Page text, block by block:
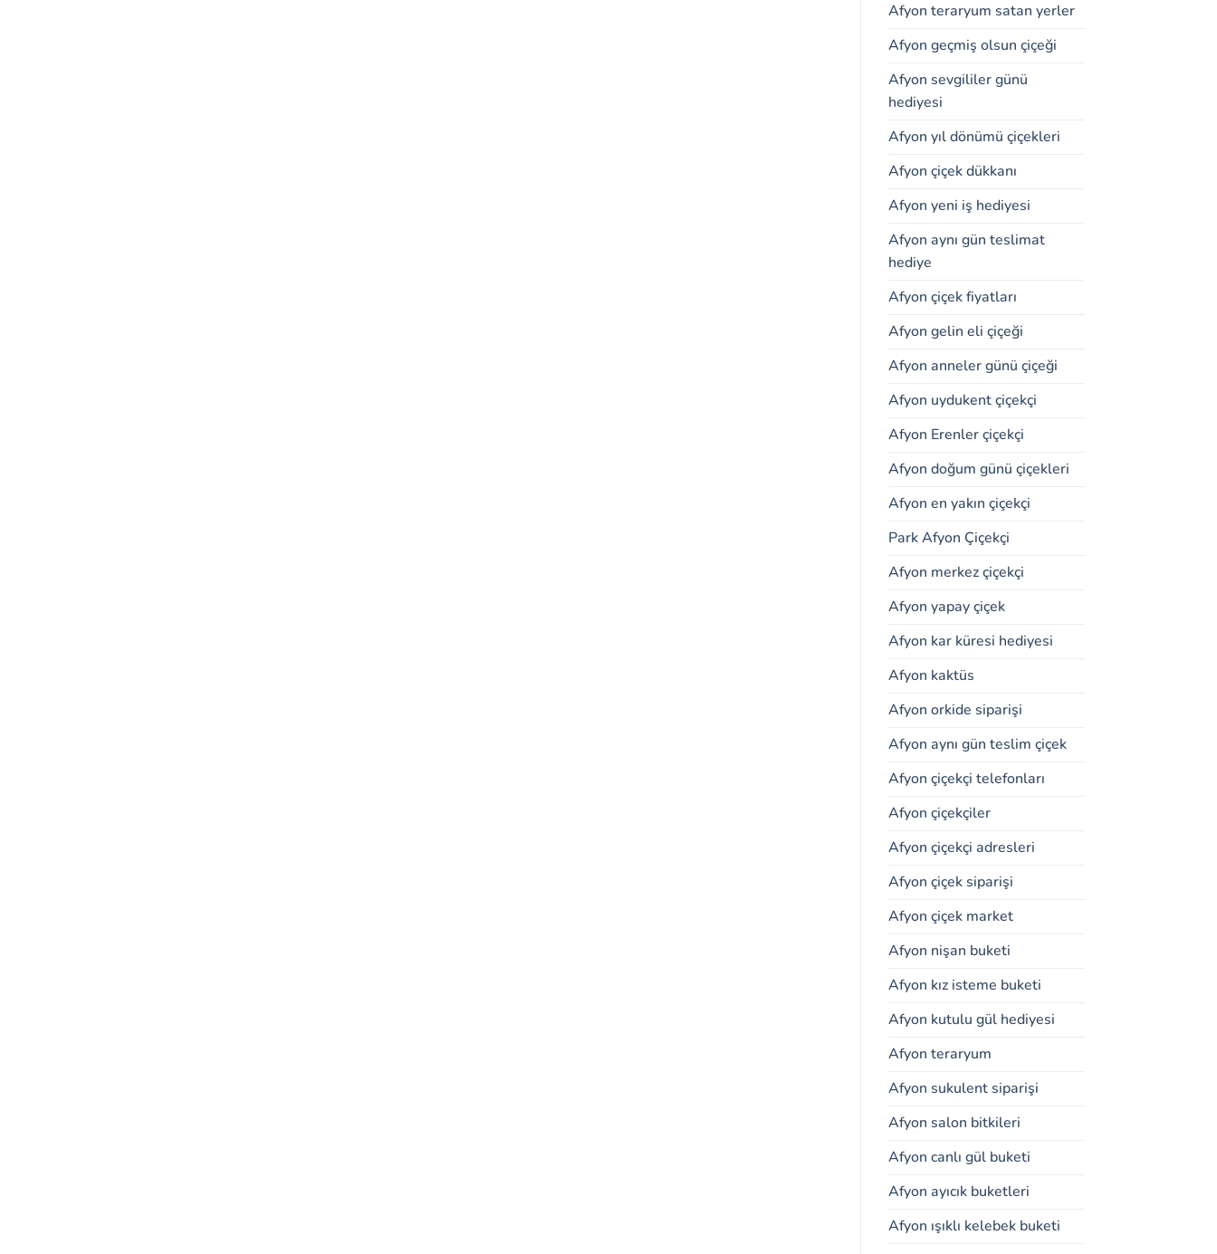
Afyon teraryum satan yerler
Afyon geçmiş olsun çiçeği
Afyon sevgililer günü
hediyesi
Afyon yıl dönümü çiçekleri
Afyon çiçek dükkanı
Afyon yeni iş hediyesi
Afyon aynı gün teslimat
hediye
Afyon çiçek fiyatları
Afyon gelin eli çiçeği
Afyon anneler günü çiçeği
Afyon uydukent çiçekçi
Afyon Erenler çiçekçi
Afyon doğum günü çiçekleri
Afyon en yakın çiçekçi
Park Afyon Çiçekçi
Afyon merkez çiçekçi
Afyon yapay çiçek
Afyon kar küresi hediyesi
Afyon kaktüs
Afyon orkide siparişi
Afyon aynı gün teslim çiçek
Afyon çiçekçi telefonları
Afyon çiçekçiler
Afyon çiçekçi adresleri
Afyon çiçek siparişi
Afyon çiçek market
Afyon nişan buketi
Afyon kız isteme buketi
Afyon kutulu gül hediyesi
Afyon teraryum
Afyon sukulent siparişi
Afyon salon bitkileri
Afyon canlı gül buketi
Afyon ayıcık buketleri
Afyon ışıklı kelebek buketi